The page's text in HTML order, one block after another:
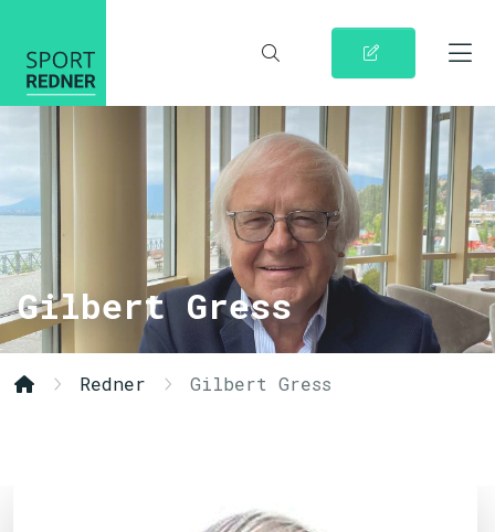
Gilbert Gress
Redner Gilbert Gress